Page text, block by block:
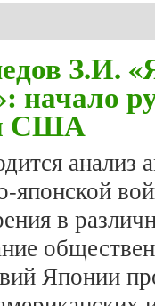
З.И.
начало
США
анализ
японской
в
Японии